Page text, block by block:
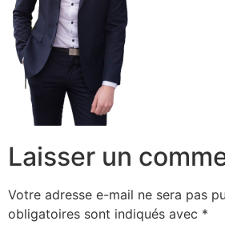
Laisser un
Votre adresse e-mail ne sera pas
obligatoires sont indiqués avec *